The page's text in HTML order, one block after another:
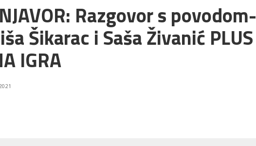
Razgovor s povodom-
Šikarac i Saša Živanić PLUS
IGRA